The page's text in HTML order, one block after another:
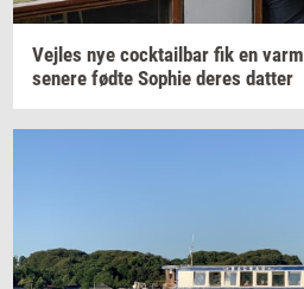
Vej­les nye co­ck­tail­bar fik en varm
se­ne­re fødte Sop­hie deres dat­ter